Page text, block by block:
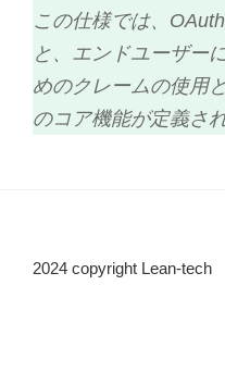
この仕様では、
と、エンドユーザー
めのクレームの使用
のコア機能が定義さ
2024 copyright Lean-tech